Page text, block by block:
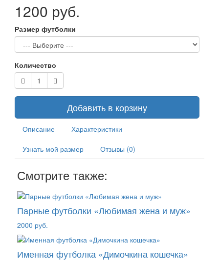
1200 руб.
Размер футболки
Количество
Добавить в корзину
Описание Характеристики
Узнать мой размер Отзывы (0)
Смотрите также:
Парные футболки «Любимая жена и муж»
2000 руб.
Именная футболка «Димочкина кошечка»